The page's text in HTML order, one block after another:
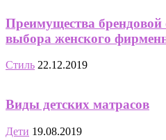
Преимущества
выбора женского
Стиль 22.12.2019
Виды детских матрасов
Дети 19.08.2019